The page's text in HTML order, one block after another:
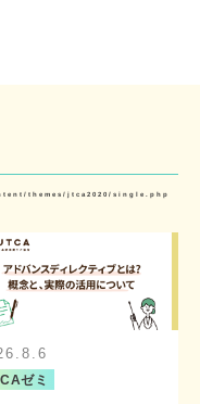
themes/jtca2020/single.php
ゼミ